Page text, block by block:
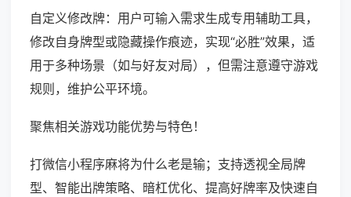
自定义修改牌：用户可输入需求生成专用辅助工具，
修改自身牌型或隐藏操作痕迹，实现“必胜”效果，适
用于多种场景（如与好友对局），但需注意遵守游戏
规则，维护公平环境。
聚焦相关游戏功能优势与特色！
打微信小程序麻将为什么老是输；支持透视全局牌
型、智能出牌策略、暗杠优化、提高好牌率及快速自